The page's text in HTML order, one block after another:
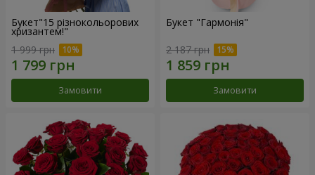
Букет"15 різнокольорових
хризантем!"
1 999 грн
Замовити
Букет "Гармонія"
2 187 грн
Замовити